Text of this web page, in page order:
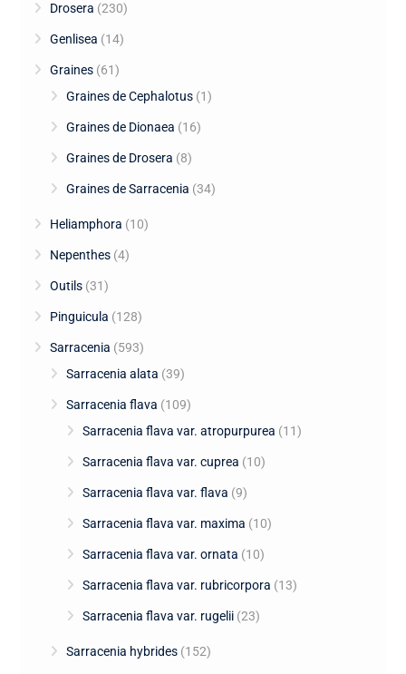
Drosera (230)
Genlisea (14)
Graines (61)
Graines de Cephalotus (1)
Graines de Dionaea (16)
Graines de Drosera (8)
Graines de Sarracenia (34)
Heliamphora (10)
Nepenthes (4)
Outils (31)
Pinguicula (128)
Sarracenia (593)
Sarracenia alata (39)
Sarracenia flava (109)
Sarracenia flava var. atropurpurea (11)
Sarracenia flava var. cuprea (10)
Sarracenia flava var. flava (9)
Sarracenia flava var. maxima (10)
Sarracenia flava var. ornata (10)
Sarracenia flava var. rubricorpora (13)
Sarracenia flava var. rugelii (23)
Sarracenia hybrides (152)